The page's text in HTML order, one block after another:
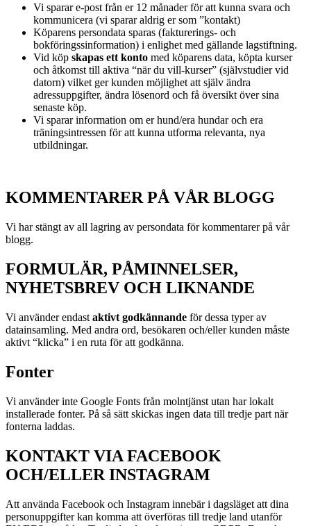
Vi sparar e-post från er 12 månader för att kunna svara och
kommunicera (vi sparar aldrig er som ”kontakt)
Köparens persondata sparas (fakturerings- och
bokföringssinformation) i enlighet med gällande lagstiftning.
Vid köp skapas ett konto med köparens data, köpta kurser
och åtkomst till aktiva “när du vill-kurser” (självstudier vid
datorn) vilket ger kunden möjlighet att själv ändra
adressuppgifter, ändra lösenord och få översikt över sina
senaste köp.
Vi sparar information om er hund/era hundar och era
träningsintressen för att kunna utforma relevanta, nya
utbildningar.
KOMMENTARER PÅ VÅR BLOGG
Vi har stängt av all lagring av persondata för kommentarer på vår
blogg.
FORMULÄR, PÅMINNELSER,
NYHETSBREV OCH LIKNANDE
Vi använder endast aktivt godkännande för dessa typer av
datainsamling. Med andra ord, besökaren och/eller kunden måste
aktivt “klicka” i en ruta för att godkänna.
Fonter
Vi använder inte Google Fonts från molntjänst utan har lokalt
installerade fonter. På så sätt skickas ingen data till tredje part när
fonterna laddas.
KONTAKT VIA FACEBOOK
OCH/ELLER INSTAGRAM
Att använda Facebook och Instagram innebär i dagsläget att dina
personuppgifter kan komma att överföras till tredje land utanför